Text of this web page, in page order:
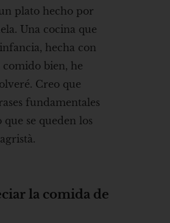
plato hecho por
Una cocina que
hecha con
bien, he
Creo que
fundamentales
que se queden los
la comida de